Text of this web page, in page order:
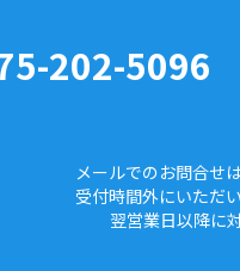
202-5096
メールでのお問合せ
受付時間外にいただ
翌営業日以降に